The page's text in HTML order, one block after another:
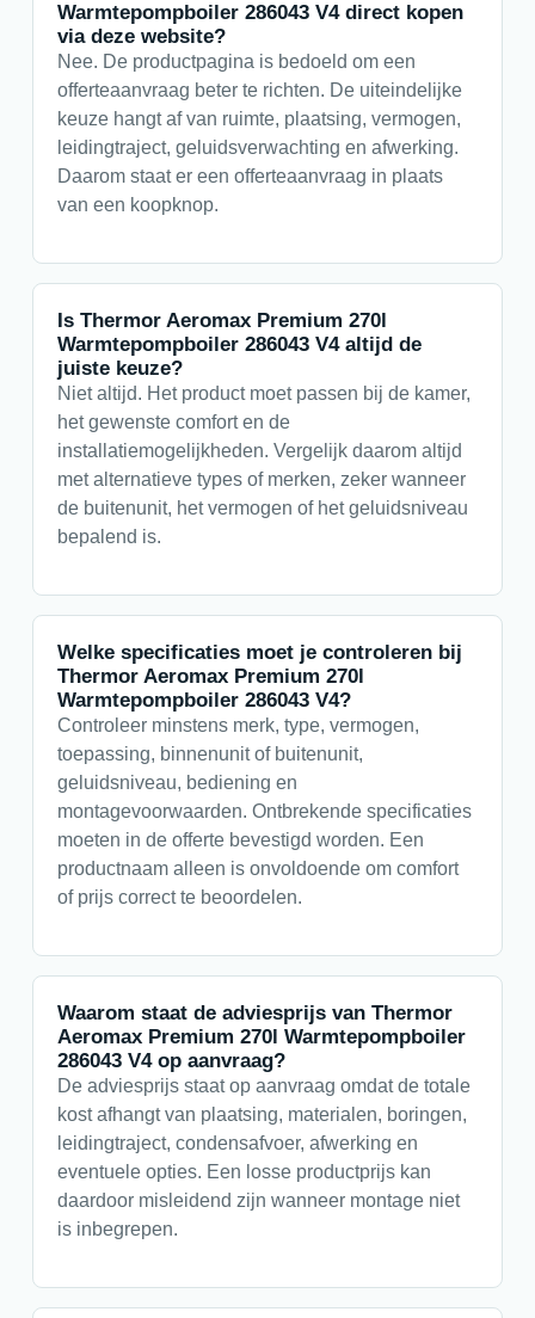
Warmtepompboiler 286043 V4 direct kopen
via deze website?
Nee. De productpagina is bedoeld om een
offerteaanvraag beter te richten. De uiteindelijke
keuze hangt af van ruimte, plaatsing, vermogen,
leidingtraject, geluidsverwachting en afwerking.
Daarom staat er een offerteaanvraag in plaats
van een koopknop.
Is Thermor Aeromax Premium 270l
Warmtepompboiler 286043 V4 altijd de
juiste keuze?
Niet altijd. Het product moet passen bij de kamer,
het gewenste comfort en de
installatiemogelijkheden. Vergelijk daarom altijd
met alternatieve types of merken, zeker wanneer
de buitenunit, het vermogen of het geluidsniveau
bepalend is.
Welke specificaties moet je controleren bij
Thermor Aeromax Premium 270l
Warmtepompboiler 286043 V4?
Controleer minstens merk, type, vermogen,
toepassing, binnenunit of buitenunit,
geluidsniveau, bediening en
montagevoorwaarden. Ontbrekende specificaties
moeten in de offerte bevestigd worden. Een
productnaam alleen is onvoldoende om comfort
of prijs correct te beoordelen.
Waarom staat de adviesprijs van Thermor
Aeromax Premium 270l Warmtepompboiler
286043 V4 op aanvraag?
De adviesprijs staat op aanvraag omdat de totale
kost afhangt van plaatsing, materialen, boringen,
leidingtraject, condensafvoer, afwerking en
eventuele opties. Een losse productprijs kan
daardoor misleidend zijn wanneer montage niet
is inbegrepen.